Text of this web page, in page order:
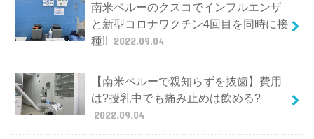
南米ペルーのクスコでインフルエンザ
と新型コロナワクチン4回目を同時に接
種!! 2022.09.04
【南米ペルーで親知らずを抜歯】費用
は?授乳中でも痛み止めは飲める?
2022.09.04